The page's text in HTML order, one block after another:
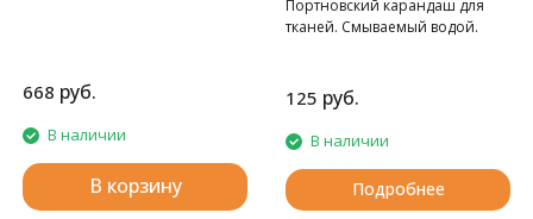
668 руб.
В наличии
В корзину
Портновский карандаш для
тканей. Смываемый водой.
125 руб.
В наличии
Подробнее